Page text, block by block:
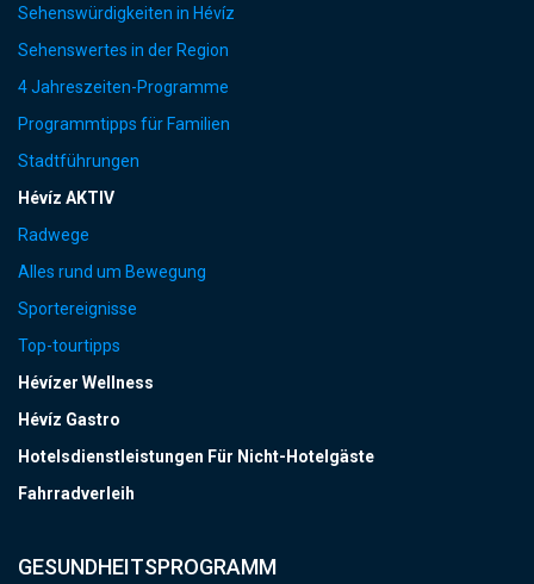
Sehenswürdigkeiten in Hévíz
Sehenswertes in der Region
4 Jahreszeiten-Programme
Programmtipps für Familien
Stadtführungen
Hévíz AKTIV
Radwege
Alles rund um Bewegung
Sportereignisse
Top-tourtipps
Hévízer Wellness
Hévíz Gastro
Hotelsdienstleistungen Für Nicht-Hotelgäste
Fahrradverleih
GESUNDHEITSPROGRAMM